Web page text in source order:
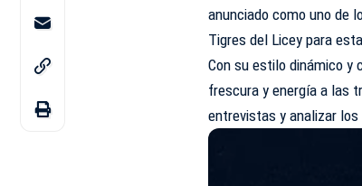
anunciado como uno de
Tigres del Liceypara
Con su estilo dinámico y
frescura y energía a las
entrevistas y analizar los